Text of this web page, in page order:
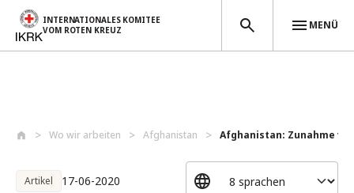
INTERNATIONALES KOMITEE
VOM ROTEN KREUZ
MENÜ
Wo wir arbeiten Afghanistan Afghanistan: Zunahme
Artikel 17-06-2020